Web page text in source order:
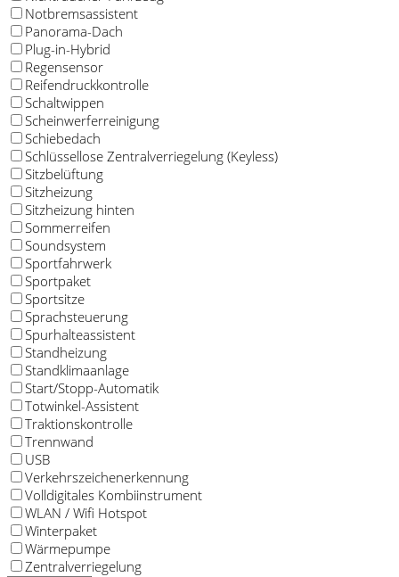
Notbremsassistent
Panorama-Dach
Plug-in-Hybrid
Regensensor
Reifendruckkontrolle
Schaltwippen
Scheinwerferreinigung
Schiebedach
Schlüssellose Zentralverriegelung (Keyless)
Sitzbelüftung
Sitzheizung
Sitzheizung hinten
Sommerreifen
Soundsystem
Sportfahrwerk
Sportpaket
Sportsitze
Sprachsteuerung
Spurhalteassistent
Standheizung
Standklimaanlage
Start/Stopp-Automatik
Totwinkel-Assistent
Traktionskontrolle
Trennwand
USB
Verkehrszeichenerkennung
Volldigitales Kombiinstrument
WLAN / Wifi Hotspot
Winterpaket
Wärmepumpe
Zentralverriegelung